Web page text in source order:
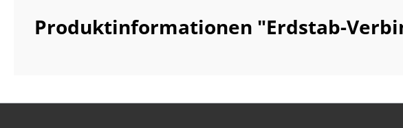
Produktinformationen "Erdstab-